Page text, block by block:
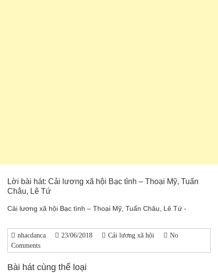
Lời bài hát: Cải lương xã hội Bạc tình – Thoại Mỹ, Tuấn
Châu, Lê Tứ
Cải lương xã hội Bạc tình – Thoại Mỹ, Tuấn Châu, Lê Tứ -
nhacdanca 23/06/2018 Cải lương xã hội
No
Comments
Bài hát cùng thể loại